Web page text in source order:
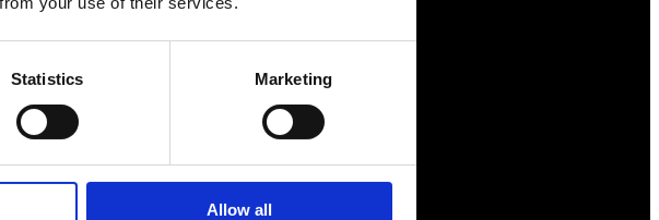
Statistics Marketing
Allow all
och
på
i
Näringspolitik
Förmåner
Försäkringar
Rådgivning
Tips
Nyheter